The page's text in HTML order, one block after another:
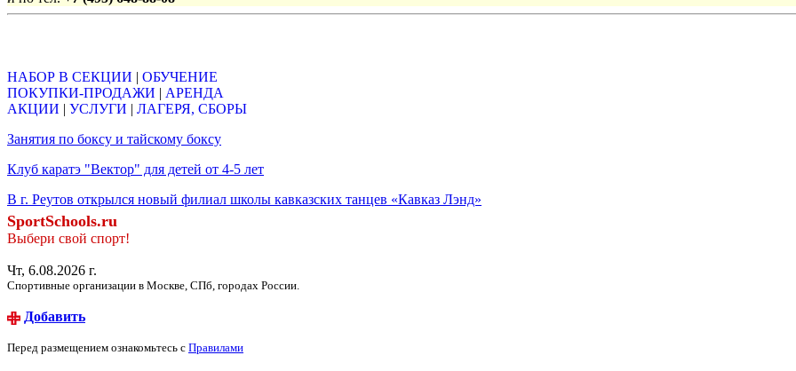
НАБОР В СЕКЦИИ | ОБУЧЕНИЕ
ПОКУПКИ-ПРОДАЖИ | АРЕНДА
АКЦИИ | УСЛУГИ | ЛАГЕРЯ, СБОРЫ
Занятия по боксу и тайскому боксу
Клуб каратэ "Вектор" для детей от 4-5 лет
В г. Реутов открылся новый филиал школы кавказских танцев «Кавказ Лэнд»
SportSchools.ru
Выбери свой спорт!
Чт, 6.08.2026 г.
Спортивные организации в Москве, СПб, городах России.
Добавить
Перед размещением ознакомьтесь с Правилами